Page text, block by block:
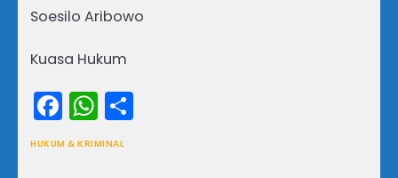
Soesilo Aribowo
Kuasa Hukum
Facebook
WhatsApp
HUKUM & KRIMINAL